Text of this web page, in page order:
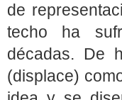
de
techo ha
décadas. De
(displace)